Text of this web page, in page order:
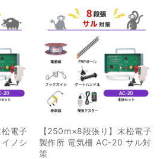
の
、速
に
枝
ま
も構
防
い。
類
電子
ノシ
【250m×8段張り】末松電子
製作所 電気柵 AC-20 サル対
策